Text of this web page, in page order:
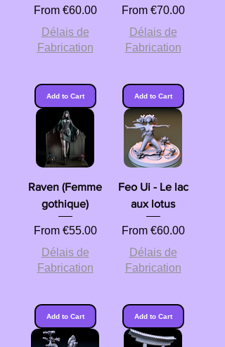
From €60.00
Sale Price
Délais de
Fabrication
Add to Cart
From €70.00
Sale Price
Délais de
Fabrication
Add to Cart
Raven (Femme
gothique)
From €55.00
Sale Price
Délais de
Fabrication
Add to Cart
Feo Ui - Le lac
aux lotus
From €60.00
Sale Price
Délais de
Fabrication
Add to Cart